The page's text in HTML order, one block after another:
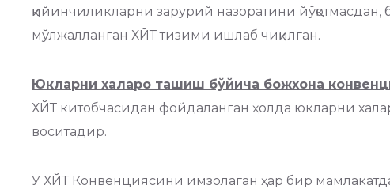
қийинчиликларни зарурий назоратини
мўлжалланган ХЙТ тизими ишлаб чиқилган.
Юкларни халаро ташиш бўйича божхона конвенц
ХЙТ китобчасидан фойдаланган ҳолда юкларни
воситадир.
У ХЙТ Конвенциясини имзолаган ҳар бир